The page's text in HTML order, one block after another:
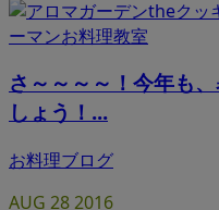
さ～～～～！今年も
しょう！...
お料理ブログ
AUG 282016